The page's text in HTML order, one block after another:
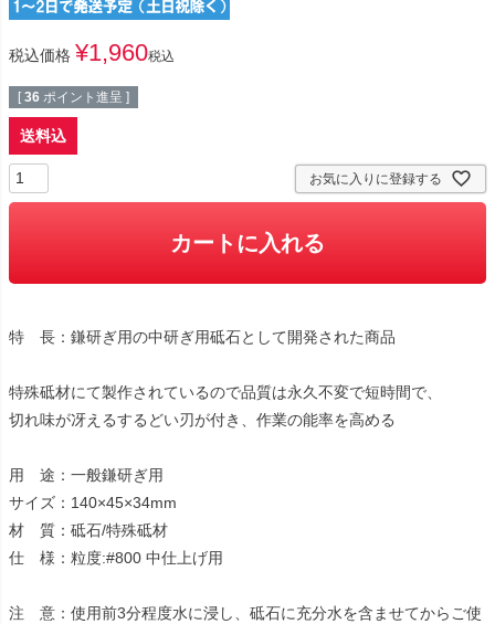
税込価格 ¥1,960税込
[ 36 ポイント進呈 ]
送料込
お気に入りに登録する
カートに入れる
特 長：鎌研ぎ用の中研ぎ用砥石として開発された商品
特殊砥材にて製作されているので品質は永久不変で短時間で、
切れ味が冴えるするどい刃が付き、作業の能率を高める
用 途：一般鎌研ぎ用
サイズ：140×45×34mm
材 質：砥石/特殊砥材
仕 様：粒度:#800 中仕上げ用
注 意：使用前3分程度水に浸し、砥石に充分水を含ませてからご使